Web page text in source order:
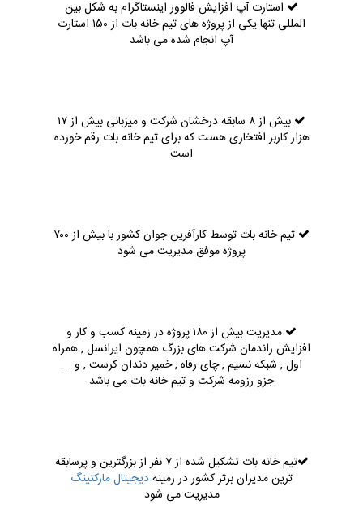
استارت آپ افزایش فالوور اینستاگرام به شکل بین
المللی تنها یکی از پروژه های تیم خانه بات از ۱۵۰ استارت
آپ انجام شده می باشد
بیش از ۸ سابقه درخشان شرکت و میزبانی بیش از ۱۷
هزار کاربر افتخاری هست که برای تیم خانه بات رقم خورده
است
تیم خانه بات توسط کارآفرین جوان کشور با بیش از ۷۰۰
پروژه موفق مدیریت می شود
مدیریت بیش از ۱۸۰ پروژه در زمینه کسب و کار و
افزایش راندمان شرکت های بزرگ همچون ایرانسل , همراه
اول , شبکه نسیم , چای رفاه , خمیر دندان کرست , و ...
جزو رزومه شرکت و تیم خانه بات می باشد
تیم خانه بات تشکیل شده از ۷ نفر از بزرگترین و پرسابقه
ترین مدیران برتر کشور در زمینهدیجیتال مارکتینگ
مدیریت می شود